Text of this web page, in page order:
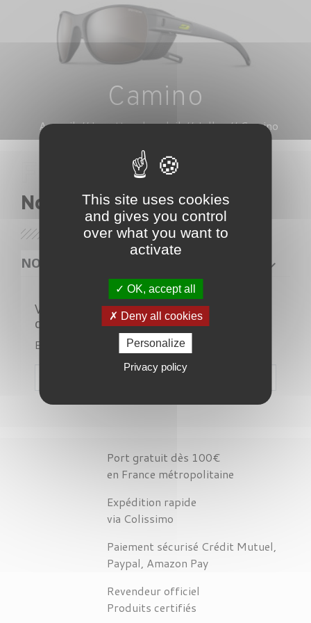
Camino
Accueil Lunettes de soleil Julbo Camino
Nos lunettes
NOS PRODUITS
Veuillez nous excuser pour le
désagrément.
Effectuez une nouvelle recherche
Port gratuit dès 100€
en France métropolitaine
Expédition rapide
via Colissimo
Paiement sécurisé Crédit Mutuel,
Paypal, Amazon Pay
Revendeur officiel
Produits certifiés
This site uses cookies
and gives you control
over what you want to
activate
OK, accept all
Deny all cookies
Personalize
Privacy policy